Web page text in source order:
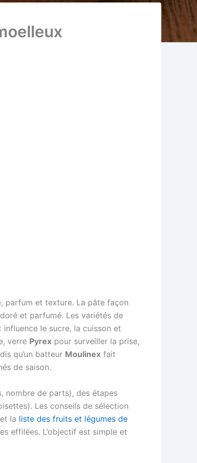
parfum et texture. La pâte façon
et parfumé. Les variétés de
le sucre, la cuisson et
verre Pyrex pour surveiller la prise,
qu’un batteur Moulinex fait
de saison.
nombre de parts), des étapes
Les conseils de sélection
et la liste des fruits et légumes de
effilées. L’objectif est simple et